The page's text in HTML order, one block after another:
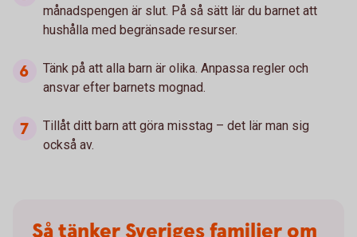
månadspengen är slut. På så sätt lär du barnet att
hushålla med begränsade resurser.
Tänk på att alla barn är olika. Anpassa regler och
ansvar efter barnets mognad.
Tillåt ditt barn att göra misstag – det lär man sig
också av.